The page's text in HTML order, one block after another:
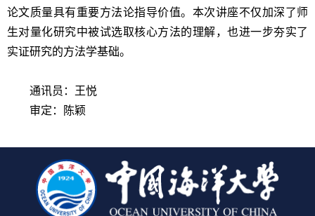
论文质量具有重要方法论指导价值。 本次讲座不仅加深了师
生对量化研究中被试选取核心方法的理解，也进一步夯实了
实证研究的方法学基础。
通讯员：王悦
审定：陈颖